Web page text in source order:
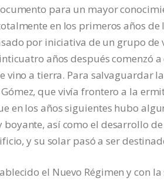
para un mayor
en los primeros años de
por iniciativa de un grupo
años después comenzó
vino a tierra. Para salvaguardar
que vivía frontero a la
en los años siguientes hubo
boyante, así como el desarrollo
y su solar pasó a ser
el Nuevo Régimen y con